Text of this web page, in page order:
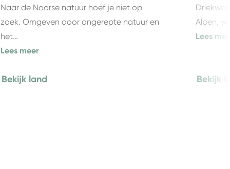
Naar de Noorse natuur hoef je niet op
zoek. Omgeven door ongerepte natuur en
het…
Lees meer
Bekijk land
Alpen,
Lees
Bekijk